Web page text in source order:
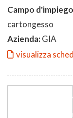
Campo
cartongesso
Azienda:GIA
visualizza